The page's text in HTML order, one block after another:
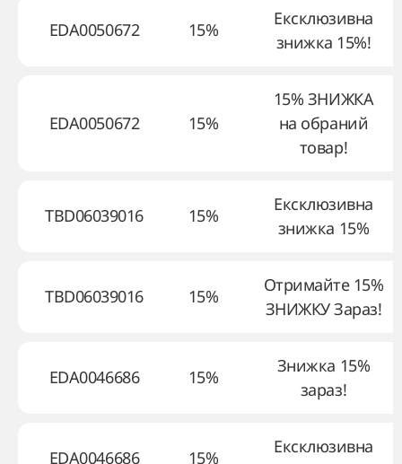
EDA0050672 15%
Ексклюзивна
знижка 15%!
EDA0050672 15%
15% ЗНИЖКА
на обраний
товар!
TBD06039016 15%
Ексклюзивна
знижка 15%
TBD06039016 15%
Отримайте 15%
ЗНИЖКУ Зараз!
EDA0046686 15%
Знижка 15%
зараз!
EDA0046686 15%
Ексклюзивна